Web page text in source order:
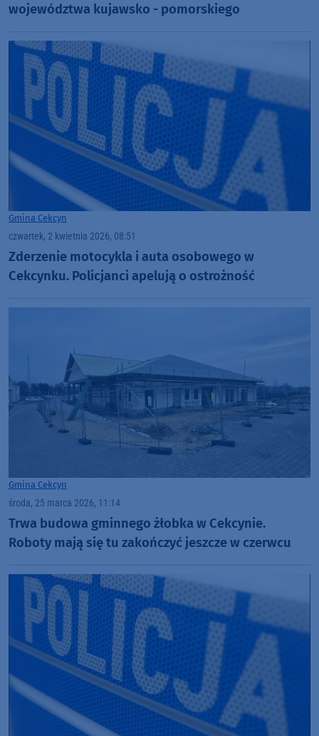
województwa kujawsko - pomorskiego
Gmina Cekcyn
czwartek, 2 kwietnia 2026, 08:51
Zderzenie motocykla i auta osobowego w
Cekcynku. Policjanci apelują o ostrożność
Gmina Cekcyn
środa, 25 marca 2026, 11:14
Trwa budowa gminnego żłobka w Cekcynie.
Roboty mają się tu zakończyć jeszcze w czerwcu